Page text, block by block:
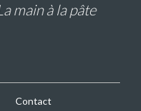
main à la pâte
Contact